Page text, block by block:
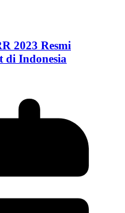
2023 Resmi
di Indonesia